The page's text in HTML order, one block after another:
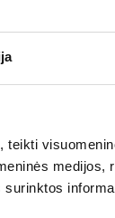
medijos,
surinktos